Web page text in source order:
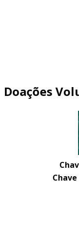
Doações
Chave